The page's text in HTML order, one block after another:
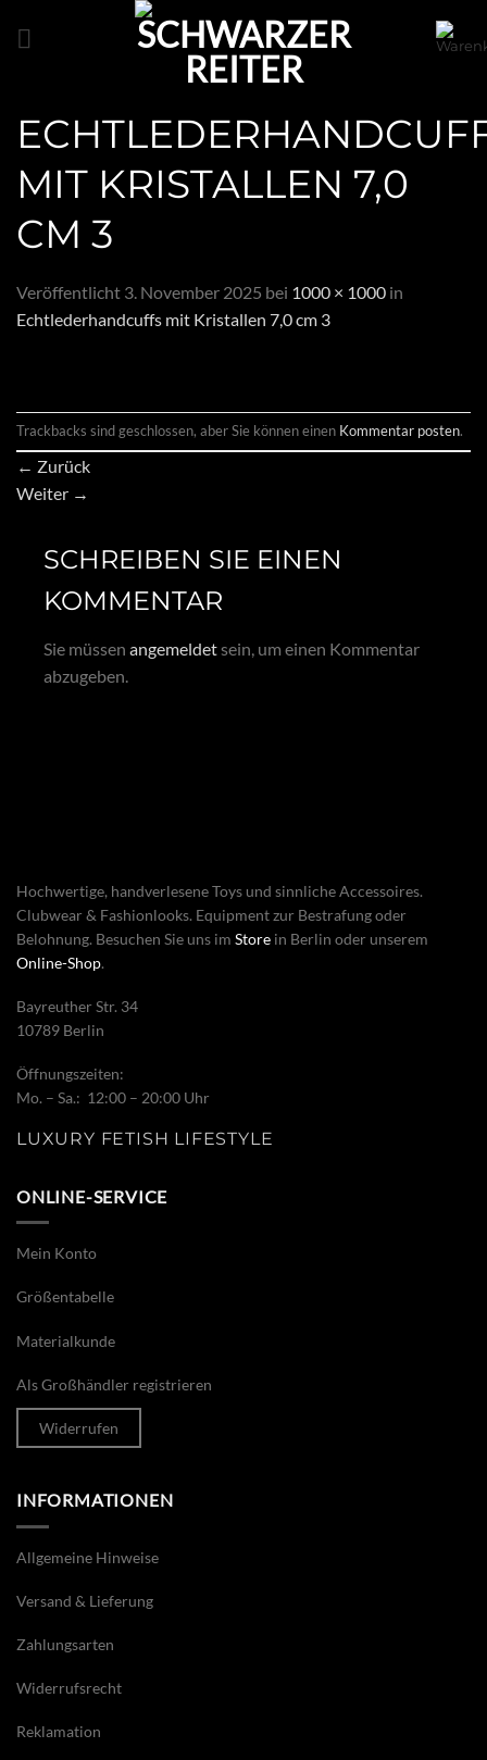
MIT KRISTALLEN 7,0
CM 3
Veröffentlicht 3. November 2025 bei 1000 × 1000 in
Echtlederhandcuffs mit Kristallen 7,0 cm 3
Trackbacks sind geschlossen, aber Sie können einen Kommentar posten.
← Zurück
Weiter →
SCHREIBEN SIE EINEN
KOMMENTAR
Sie müssen angemeldetsein, um einen Kommentar
abzugeben.
Hochwertige, handverlesene Toys und sinnliche Accessoires.
Clubwear & Fashionlooks. Equipment zur Bestrafung oder
Belohnung. Besuchen Sie uns im Store in Berlin oder unserem
Online-Shop.
Bayreuther Str. 34
10789 Berlin
Öffnungszeiten:
Mo. – Sa.: 12:00 – 20:00 Uhr
LUXURY FETISH LIFESTYLE
ONLINE-SERVICE
Mein Konto
Größentabelle
Materialkunde
Als Großhändler registrieren
Widerrufen
INFORMATIONEN
Allgemeine Hinweise
Versand & Lieferung
Zahlungsarten
Widerrufsrecht
Reklamation